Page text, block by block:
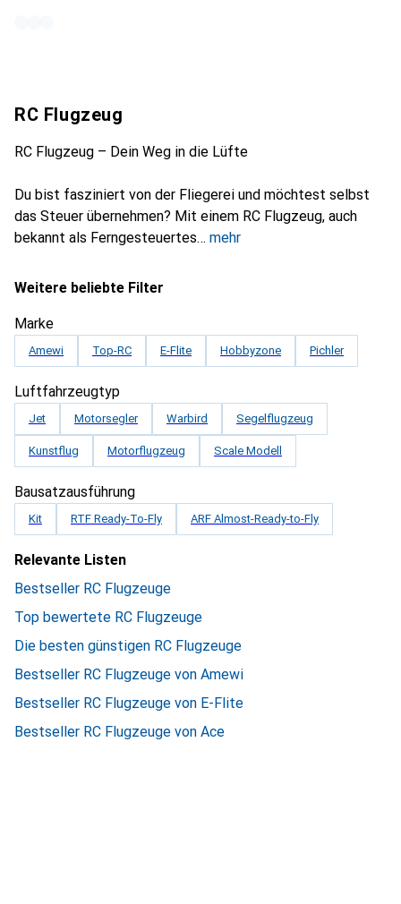
RC Flugzeug
RC Flugzeug – Dein Weg in die Lüfte
Du bist fasziniert von der Fliegerei und möchtest selbst
das Steuer übernehmen? Mit einem RC Flugzeug, auch
bekannt als Ferngesteuertes
mehr
Weitere beliebte Filter
Marke
Amewi Top-RC E-Flite Hobbyzone Pichler
Luftfahrzeugtyp
Jet Motorsegler Warbird Segelflugzeug
Kunstflug Motorflugzeug Scale Modell
Bausatzausführung
Kit RTF Ready-To-Fly ARF Almost-Ready-to-Fly
Relevante Listen
Bestseller RC Flugzeuge
Top bewertete RC Flugzeuge
Die besten günstigen RC Flugzeuge
Bestseller RC Flugzeuge von Amewi
Bestseller RC Flugzeuge von E-Flite
Bestseller RC Flugzeuge von Ace